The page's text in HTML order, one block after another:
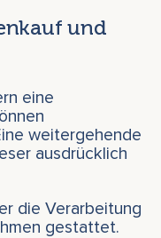
und
eine
weitergehende
ausdrücklich
die Verarbeitung
gestattet.